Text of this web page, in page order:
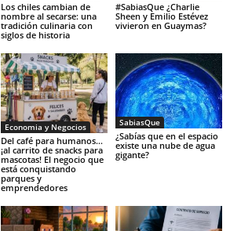
Los chiles cambian de
nombre al secarse: una
tradición culinaria con
siglos de historia
#SabiasQue ¿Charlie
Sheen y Emilio Estévez
vivieron en Guaymas?
Economia y Negocios
Del café para humanos…
¡al carrito de snacks para
mascotas! El negocio que
está conquistando
parques y
emprendedores
SabiasQue
¿Sabías que en el espacio
existe una nube de agua
gigante?